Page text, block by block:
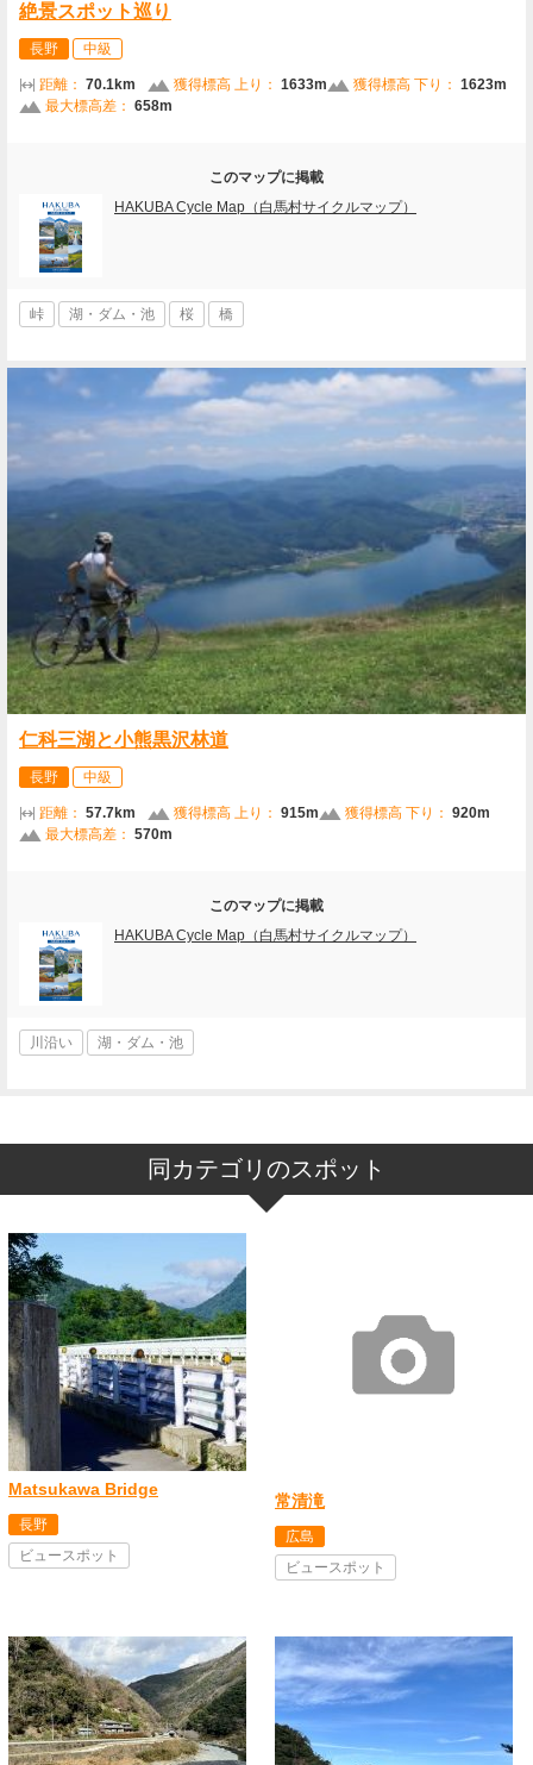
絶景スポット巡り
長野 中級
距離： 70.1km 獲得標高 上り： 1633m 獲得標高 下り： 1623m
最大標高差： 658m
このマップに掲載
HAKUBA Cycle Map（白馬村サイクルマップ）
峠 湖・ダム・池 桜 橋
仁科三湖と小熊黒沢林道
長野 中級
距離： 57.7km 獲得標高 上り： 915m 獲得標高 下り： 920m
最大標高差： 570m
このマップに掲載
HAKUBA Cycle Map（白馬村サイクルマップ）
川沿い 湖・ダム・池
同カテゴリのスポット
Matsukawa Bridge
長野
ビュースポット
常清滝
広島
ビュースポット